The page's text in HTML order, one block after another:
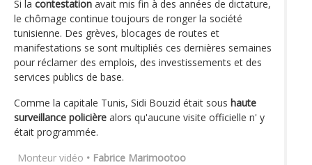
Si la contestation avait mis fin à des années de dictature,
le chômage continue toujours de ronger la société
tunisienne. Des grèves, blocages de routes et
manifestations se sont multipliés ces dernières semaines
pour réclamer des emplois, des investissements et des
services publics de base.
Comme la capitale Tunis, Sidi Bouzid était sous haute
surveillance policière alors qu'aucune visite officielle n' y
était programmée.
Monteur vidéo • Fabrice Marimootoo